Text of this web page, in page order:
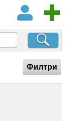
Филтри